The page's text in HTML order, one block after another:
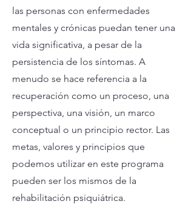
las personas con enfermedades
mentales y crónicas puedan tener una
vida significativa, a pesar de la
persistencia de los síntomas. A
menudo se hace referencia a la
recuperación como un proceso, una
perspectiva, una visión, un marco
conceptual o un principio rector. Las
metas, valores y principios que
podemos utilizar en este programa
pueden ser los mismos de la
rehabilitación psiquiátrica.